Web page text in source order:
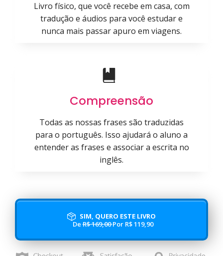
Livro físico, que você recebe em casa, com
tradução e áudios para você estudar e
nunca mais passar apuro em viagens.
Compreensão
Todas as nossas frases são traduzidas
para o português. Isso ajudará o aluno a
entender as frases e associar a escrita no
inglês.
SIM, QUERO ESTE LIVRO
DeR$ 169,00Por R$ 119,90